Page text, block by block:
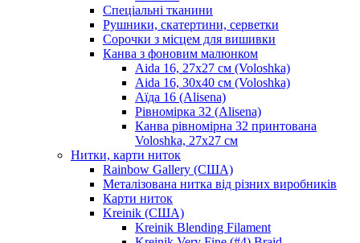
Спеціальні тканини
Рушники, скатертини, серветки
Сорочки з місцем для вишивки
Канва з фоновим малюнком
Aida 16, 27х27 см (Voloshka)
Aida 16, 30х40 см (Voloshka)
Аїда 16 (Alisena)
Рівномірка 32 (Alisena)
Канва рівномірна 32 принтована
Voloshka, 27х27 см
Нитки, карти ниток
Rainbow Gallery (США)
Металізована нитка від різних виробників
Карти ниток
Kreinik (США)
Kreinik Blending Filament